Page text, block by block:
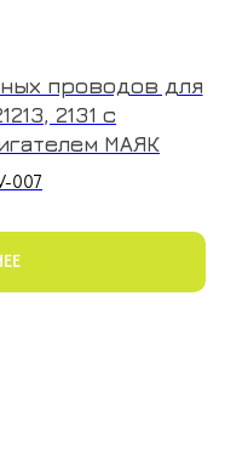
проводов для
2131 с
МАЯК
007